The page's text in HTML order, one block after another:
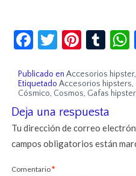
Facebook
Twitter
Publicado en Accesorios hipster,
Etiquetado Accesorios hipsters,
Cósmico, Cosmos, Gafas hipster,
Deja una respuesta
Tu dirección de correo
campos obligatorios están
Comentario*